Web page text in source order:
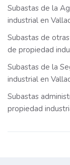
Subastas de la
industrial en
Subastas de
de propiedad
Subastas de la
industrial en
Subastas
propiedad